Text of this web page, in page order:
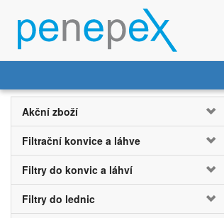
Akční zboží
Filtrační konvice a láhve
Filtry do konvic a láhví
Filtry do lednic